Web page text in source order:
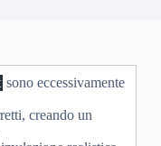
sono eccessivamente
creando un